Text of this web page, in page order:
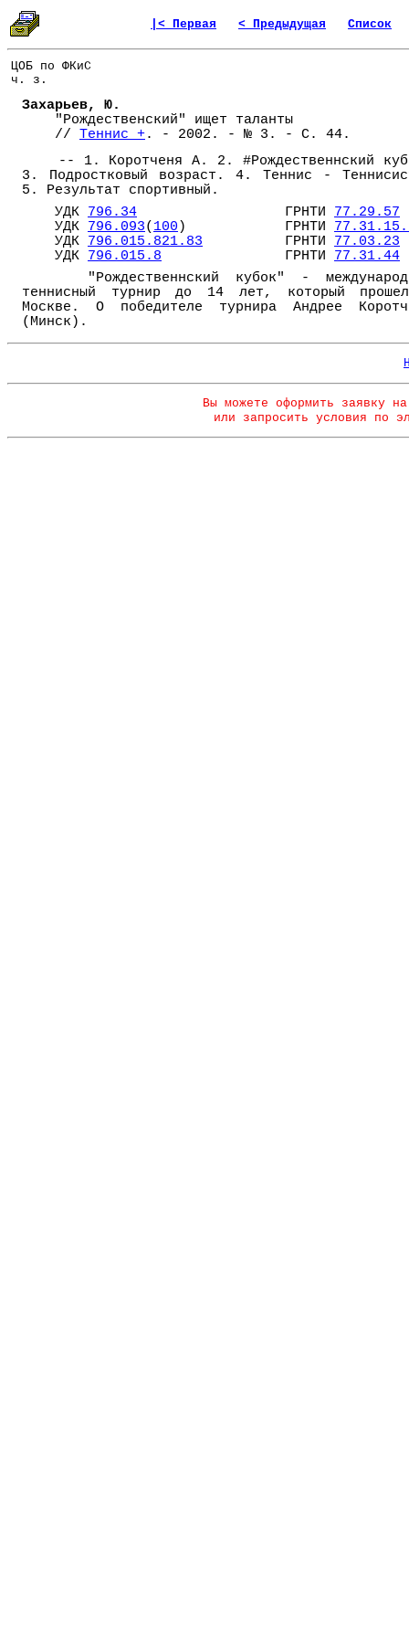
|< Первая < Предыдущая Список
ЦОБ по ФКиС
ч. з.
Захарьев, Ю.
"Рождественский" ищет таланты
// Теннис +. - 2002. - № 3. - С. 44.
-- 1. Коротченя А. 2. #Рождественнский
3. Подростковый возраст. 4. Теннис -
5. Результат спортивный.
УДК 796.34 ГРНТИ 77.29.57
УДК 796.093( 100 ) ГРНТИ
УДК 796.015.821.83 ГРНТИ 77.03.23
УДК 796.015.8 ГРНТИ 77.31.44
"Рождественнский кубок" -
теннисный турнир до 14 лет, который
Москве. О победителе турнира Андрее
(Минск).
Вы можете оформить заявку
или запросить условия по